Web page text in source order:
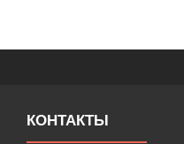
КОНТАКТЫ